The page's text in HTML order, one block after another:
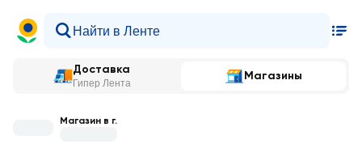
Доставка
Гипер Лента
Магазины
Магазин в г.